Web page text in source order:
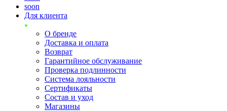
soon
Для клиента
О бренде
Доставка и оплата
Возврат
Гарантийное обслуживание
Проверка подлинности
Система лояльности
Сертификаты
Состав и уход
Магазины